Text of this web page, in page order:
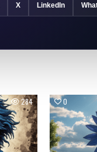
X LinkedIn
284 0